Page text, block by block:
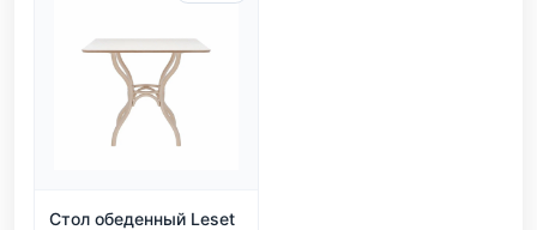
Стол обеденный Leset